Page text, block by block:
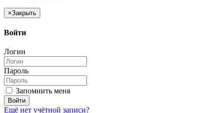
×Закрыть
Войти
Логин
Пароль
Запомнить меня
Войти
Ещё нет учётной записи?